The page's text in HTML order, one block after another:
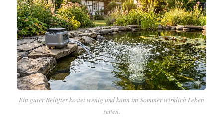
Ein guter Belüfter kostet wenig und kann im Sommer wirklich Leben
retten.